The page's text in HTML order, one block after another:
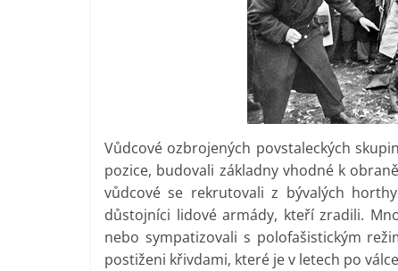
Vůdcové ozbrojených povstaleckých
pozice, budovali základny vhodné k
vůdcové se rekrutovali z bývalých
důstojníci lidové armády, kteří zradili.
nebo sympatizovali s polofašistickým
postiženi křivdami, které je v letech po